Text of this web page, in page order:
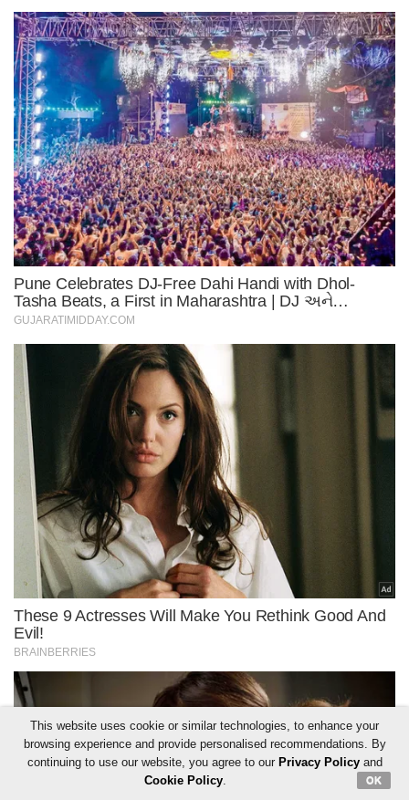
This website uses cookie or similar technologies, to enhance your
browsing experience and provide personalised recommendations. By
continuing to use our website, you agree to our Privacy Policyand
Cookie Policy. OK